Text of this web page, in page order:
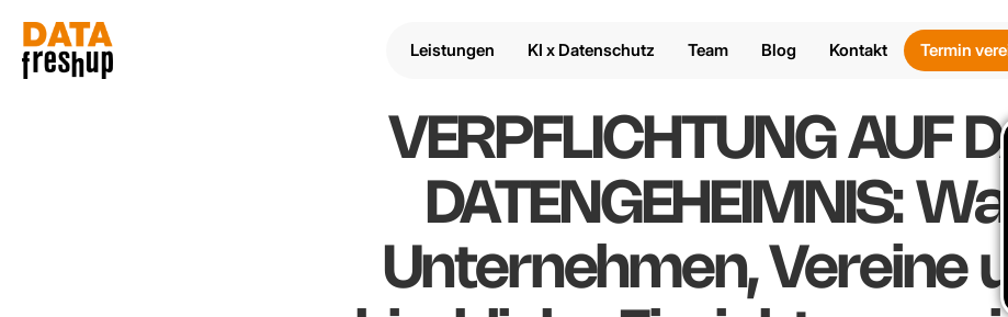
Leistungen KI x Datenschutz Team Blog Kontakt Termin
VERPFLICHTUNG AUF
DATENGEHEIMNIS:
Unternehmen, Vereine